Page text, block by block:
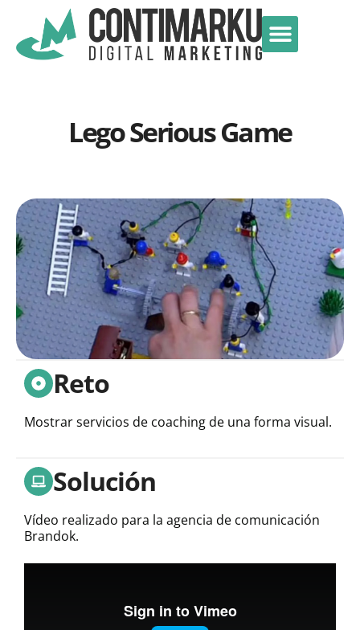
Lego Serious Game
Reto
Mostrar servicios de coaching de una forma visual.
Solución
Vídeo realizado para la agencia de comunicación
Brandok.